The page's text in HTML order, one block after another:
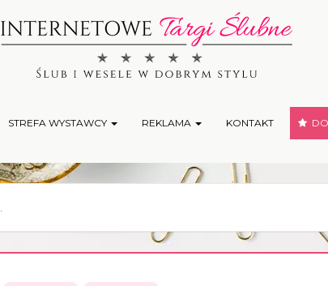
STREFA WYSTAWCY REKLAMA KONTAKT